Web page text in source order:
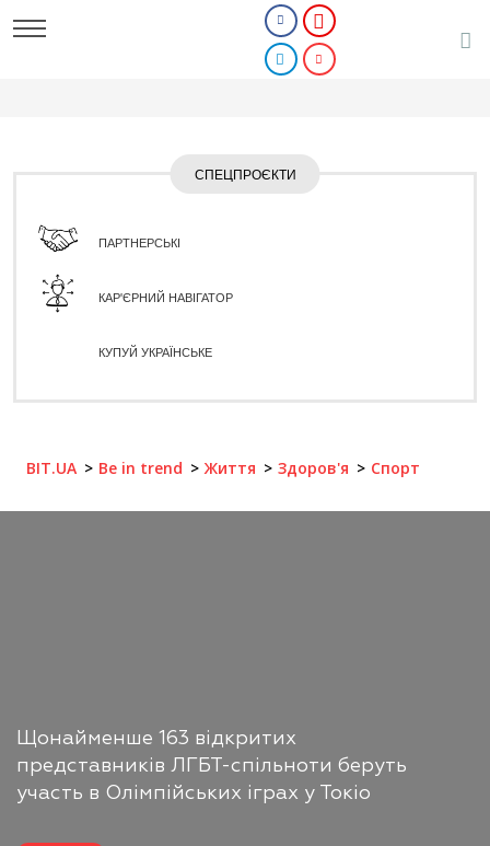
СПЕЦПРОЄКТИ
ПАРТНЕРСЬКІ
КАР'ЄРНИЙ НАВІГАТОР
КУПУЙ УКРАЇНСЬКЕ
BIT.UA Be in trend Життя Здоров'я Спорт
Щонайменше 163 відкритих
представників ЛГБТ-спільноти беруть
участь в Олімпійських іграх у Токіо